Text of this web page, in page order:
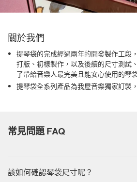
關於我們
提琴袋的完成經過兩年的開發製作工段
打版、初樣製作，以及後續的尺寸測試
了帶給音樂人最完美且能安心使用的琴
提琴袋全系列產品為我屋音樂獨家訂製
常見問題 FAQ
該如何確認琴袋尺寸呢？